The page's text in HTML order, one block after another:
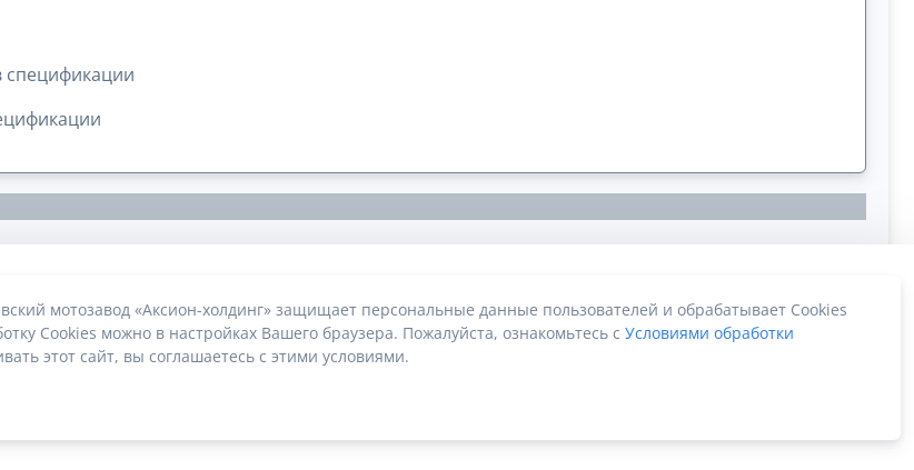
спецификации
мотозавод «Аксион-холдинг» защищает персональные данные пользователей и обрабатывает Cookies
Cookies можно в настройках Вашего браузера. Пожалуйста, ознакомьтесь с Условиями обработки
этот сайт, вы соглашаетесь с этими условиями.